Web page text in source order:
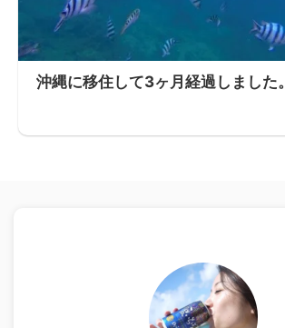
沖縄に移住して3ヶ月経過しました。